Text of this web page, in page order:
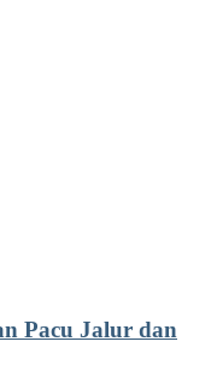
Pacu Jalur dan